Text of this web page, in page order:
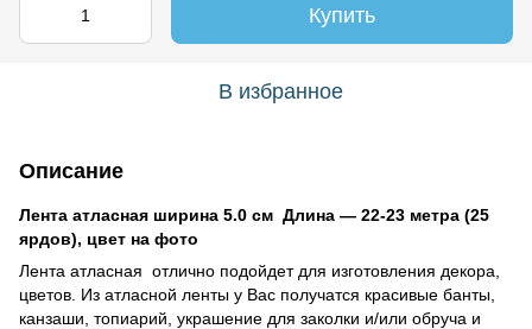
Купить
В избранное
Описание
Лента атласная ширина 5.0 см Длина ― 22-23 метра (25
ярдов), цвет на фото
Лента атласная отлично подойдет для изготовления декора,
цветов. Из атласной ленты у Вас получатся красивые банты,
канзаши, топиарий, украшение для заколки и/или обруча и